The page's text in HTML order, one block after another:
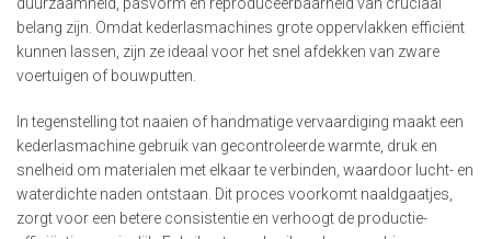
belang zijn. Omdat kederlasmachines grote oppervlakken efficiënt
kunnen lassen, zijn ze ideaal voor het snel afdekken van zware
voertuigen of bouwputten.
In tegenstelling tot naaien of handmatige vervaardiging maakt een
kederlasmachine gebruik van gecontroleerde warmte, druk en
snelheid om materialen met elkaar te verbinden, waardoor lucht- en
waterdichte naden ontstaan. Dit proces voorkomt naaldgaatjes,
zorgt voor een betere consistentie en verhoogt de productie-